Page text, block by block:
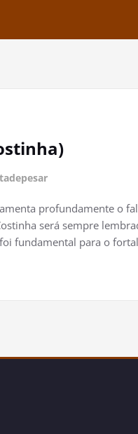
profundamente o
será sempre
fundamental para o